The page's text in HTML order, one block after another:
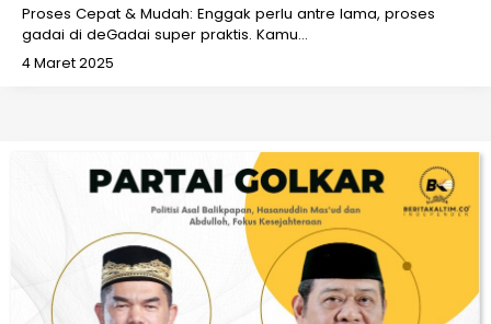
Proses Cepat & Mudah: Enggak perlu antre lama, proses
gadai di deGadai super praktis. Kamu…
4 Maret 2025